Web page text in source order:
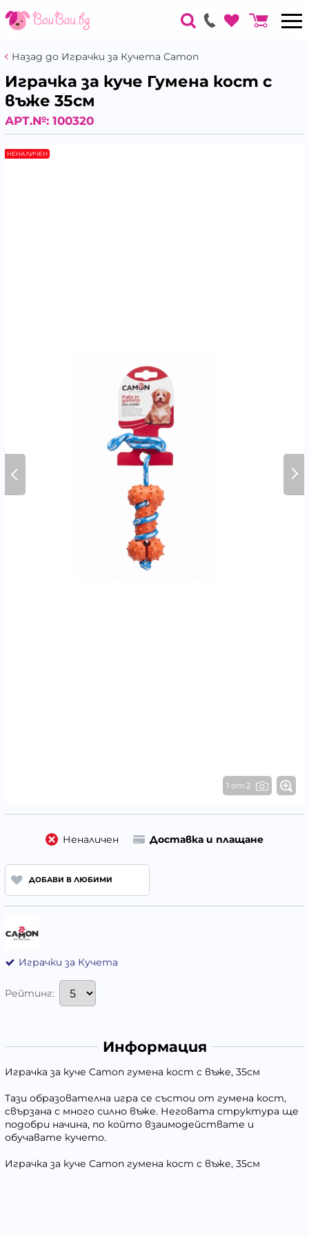
Назад до Играчки за Кучета Camon
Играчка за куче Гумена кост с
въже 35см
АРТ.№: 100320
1 от 2
НЕНАЛИЧЕН
Неналичен Доставка и плащане
ДОБАВИ В ЛЮБИМИ
Играчки за Кучета
Рейтинг:
Информация
Играчка за куче Camon гумена кост с въже, 35см
Тази образователна игра се състои от гумена кост,
свързана с много силно въже. Неговата структура ще
подобри начина, по който взаимодействате и
обучавате кучето.
Играчка за куче Camon гумена кост с въже, 35см